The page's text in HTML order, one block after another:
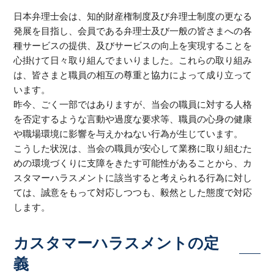
日本弁理士会は、知的財産権制度及び弁理士制度の更なる
発展を目指し、会員である弁理士及び一般の皆さまへの各
種サービスの提供、及びサービスの向上を実現することを
心掛けて日々取り組んでまいりました。これらの取り組み
は、皆さまと職員の相互の尊重と協力によって成り立って
います。
昨今、ごく一部ではありますが、当会の職員に対する人格
を否定するような言動や過度な要求等、職員の心身の健康
や職場環境に影響を与えかねない行為が生じています。
こうした状況は、当会の職員が安心して業務に取り組むた
めの環境づくりに支障をきたす可能性があることから、カ
スタマーハラスメントに該当すると考えられる行為に対し
ては、誠意をもって対応しつつも、毅然とした態度で対応
します。
カスタマーハラスメントの定
義